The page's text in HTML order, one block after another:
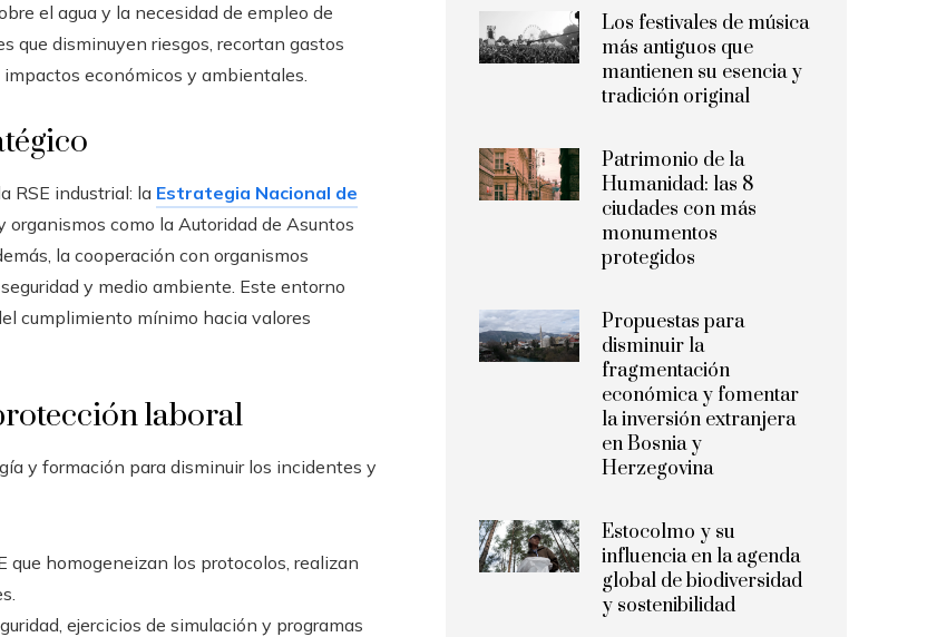
el agua y la necesidad de empleo de
que disminuyen riesgos, recortan gastos
económicos y ambientales.
RSE industrial: la Estrategia Nacional de
como la Autoridad de Asuntos
la cooperación con organismos
y medio ambiente. Este entorno
cumplimiento mínimo hacia valores
laboral
y formación para disminuir los incidentes y
que homogeneizan los protocolos, realizan
ejercicios de simulación y programas
Los festivales de música
más antiguos que
mantienen su esencia y
tradición original
Patrimonio de la
Humanidad: las 8
ciudades con más
monumentos
protegidos
Propuestas para
disminuir la
fragmentación
económica y fomentar
la inversión extranjera
en Bosnia y
Herzegovina
Estocolmo y su
influencia en la agenda
global de biodiversidad
y sostenibilidad